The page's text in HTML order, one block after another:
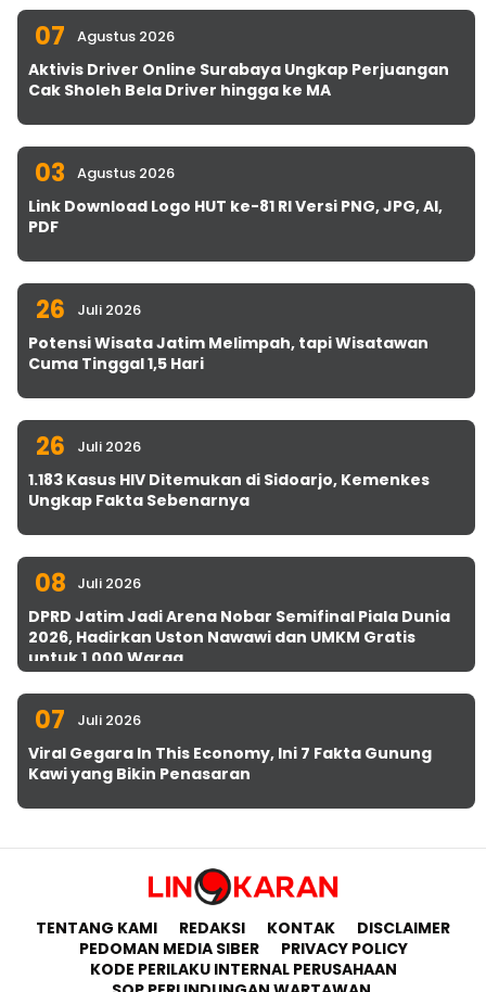
07 Agustus 2026
Aktivis Driver Online Surabaya Ungkap Perjuangan
Cak Sholeh Bela Driver hingga ke MA
03 Agustus 2026
Link Download Logo HUT ke-81 RI Versi PNG, JPG, AI,
PDF
26 Juli 2026
Potensi Wisata Jatim Melimpah, tapi Wisatawan
Cuma Tinggal 1,5 Hari
26 Juli 2026
1.183 Kasus HIV Ditemukan di Sidoarjo, Kemenkes
Ungkap Fakta Sebenarnya
08 Juli 2026
DPRD Jatim Jadi Arena Nobar Semifinal Piala Dunia
2026, Hadirkan Uston Nawawi dan UMKM Gratis
untuk 1.000 Warga
07 Juli 2026
Viral Gegara In This Economy, Ini 7 Fakta Gunung
Kawi yang Bikin Penasaran
TENTANG KAMI REDAKSI KONTAK
DISCLAIMER
PEDOMAN MEDIA SIBER
PRIVACY POLICY
KODE PERILAKU INTERNAL PERUSAHAAN